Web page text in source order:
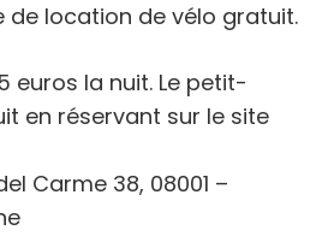
de location de vélo gratuit.
euros la nuit. Le petit-
en réservant sur le site
Carme 38, 08001 –